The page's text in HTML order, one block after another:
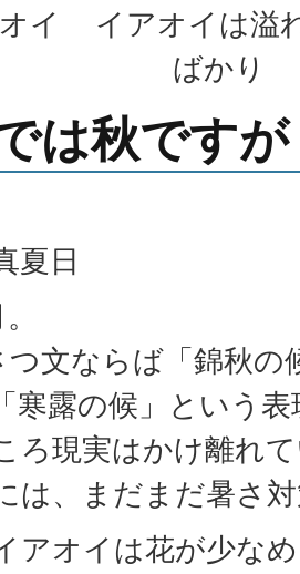
イ
イアオイは溢
ばかり
は秋ですが
夏日
文ならば「錦秋の
寒露の候」という
ろ現実はかけ離れ
は、まだまだ暑さ
アオイは花が少な